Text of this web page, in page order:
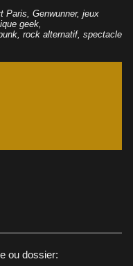
Paris Genwunner, jeux
geek
rock alternatif, spectacle
ou dossier: